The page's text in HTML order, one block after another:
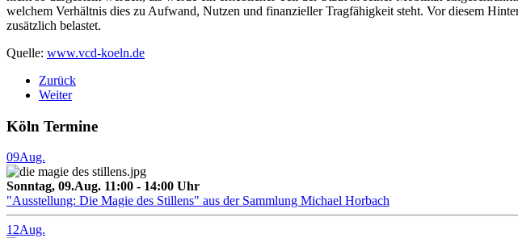
welchem Verhältnis dies zu Aufwand, Nutzen und finanzieller Tragfähigkeit steht. Vor diesem
zusätzlich belastet.
Quelle: www.vcd-koeln.de
Zurück
Weiter
Köln Termine
09Aug.
Sonntag, 09.Aug. 11:00 - 14:00 Uhr
"Ausstellung: Die Magie des Stillens" aus der Sammlung Michael Horbach
12Aug.